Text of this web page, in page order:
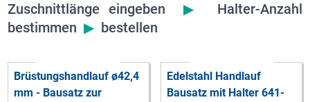
Zuschnittlänge eingeben ▶
Halter-Anzahl
bestimmen▶ bestellen
Brüstungshandlauf ø42,4
mm - Bausatz zur
Edelstahl Handlauf
Bausatz mit Halter 641-